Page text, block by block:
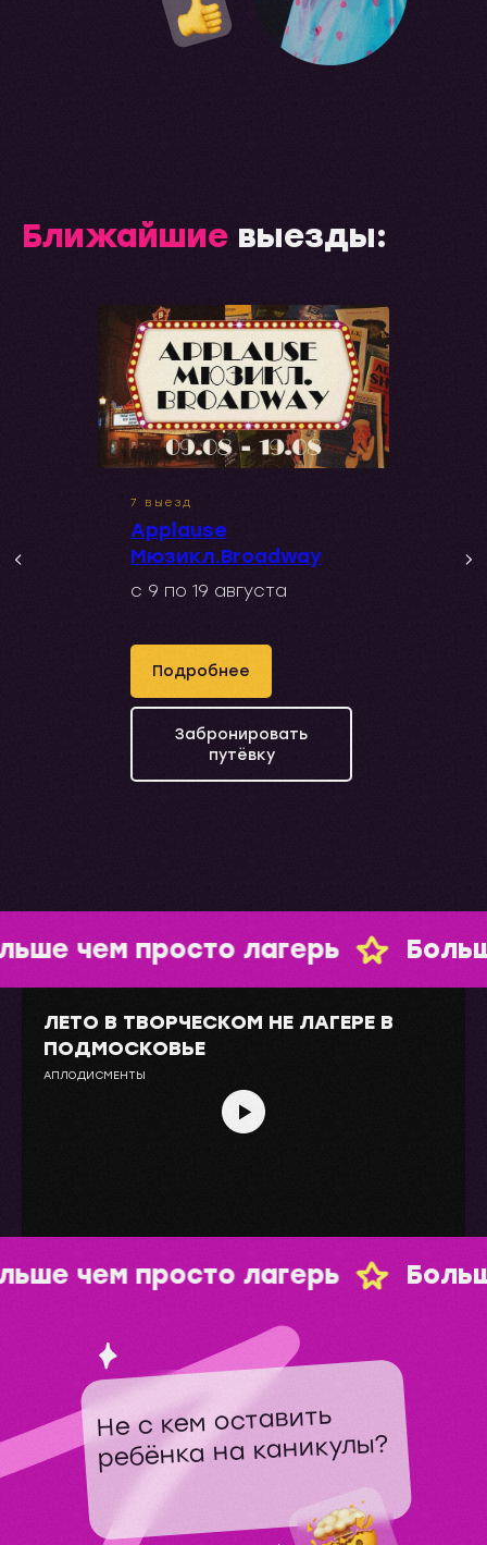
Ближайшие выезды:
7 выезд
Applause
Мюзикл.Broadway
с 9 по 19 августа
Подробнее
Забронировать
путёвку
лагерь Больше чем
ЛЕТО В ТВОРЧЕСКОМ НЕ ЛАГЕРЕ В
ПОДМОСКОВЬЕ
АПЛОДИСМЕНТЫ
лагерь Больше чем
Не с кем оставить
ребёнка на каникулы?